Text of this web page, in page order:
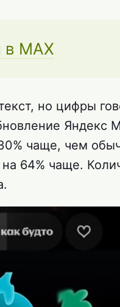
MAX
но цифры
Яндекс
чаще, чем
64% чаще.